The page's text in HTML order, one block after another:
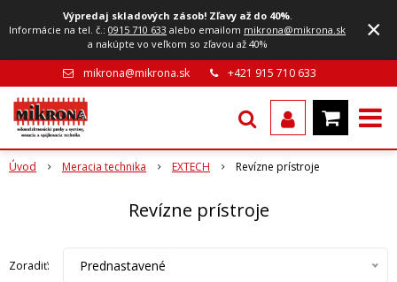
Výpredaj skladových zásob! Zľavy až do 40%.
Informácie na tel. č.:0915 710 633 alebo emailom mikrona@mikrona.sk
a nakúpte vo veľkom so zľavou až 40%
×
mikrona@mikrona.sk +421 915 710 633
Úvod Meracia technika EXTECH Revízne prístroje
Revízne prístroje
Zoradiť: Prednastavené